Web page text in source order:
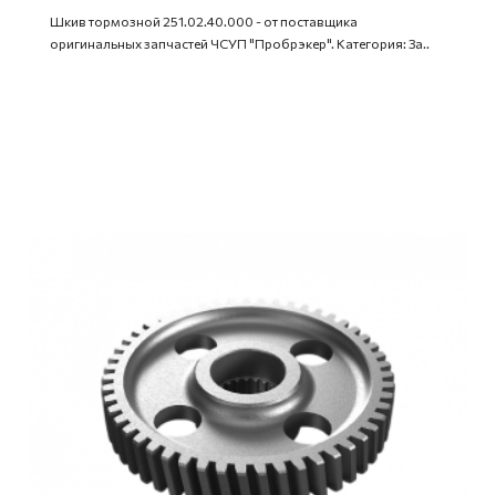
Шкив тормозной 251.02.40.000 - от поставщика
оригинальных запчастей ЧСУП "Пробрэкер". Категория: За..